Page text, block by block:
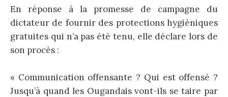
En réponse à la promesse de campagne du
dictateur de fournir des protections hygiéniques
gratuites qui n’a pas été tenu, elle déclare lors de
son procès :
« Communication offensante ? Qui est offensé ?
Jusqu’à quand les Ougandais vont-ils se taire par